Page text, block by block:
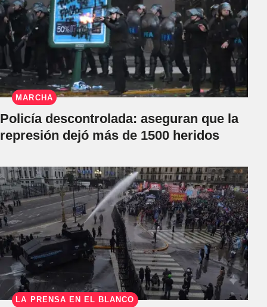
MARCHA
Policía descontrolada: aseguran que la
represión dejó más de 1500 heridos
LA PRENSA EN EL BLANCO